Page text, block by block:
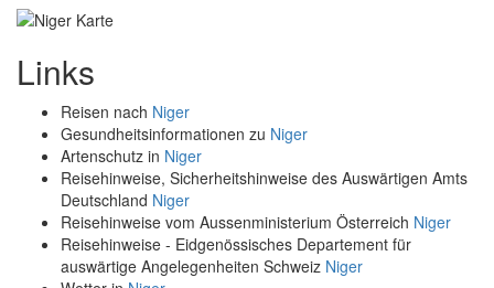
Links
Reisen nach Niger
Gesundheitsinformationen zu Niger
Artenschutz in Niger
Reisehinweise, Sicherheitshinweise des Auswärtigen Amts
Deutschland Niger
Reisehinweise vom Aussenministerium Österreich Niger
Reisehinweise - Eidgenössisches Departement für
auswärtige Angelegenheiten Schweiz Niger